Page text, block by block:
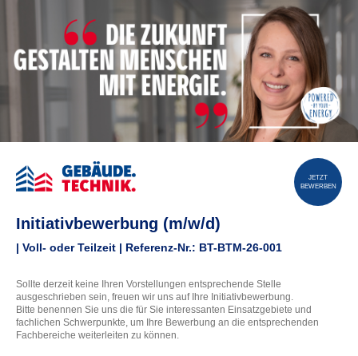
JETZT
BEWERBEN
Initiativbewerbung (m/w/d)
| Voll- oder Teilzeit | Referenz-Nr.: BT-BTM-26-001
Sollte derzeit keine Ihren Vorstellungen entsprechende Stelle
ausgeschrieben sein, freuen wir uns auf Ihre Initiativbewerbung.
Bitte benennen Sie uns die für Sie interessanten Einsatzgebiete und
fachlichen Schwerpunkte, um Ihre Bewerbung an die entsprechenden
Fachbereiche weiterleiten zu können.